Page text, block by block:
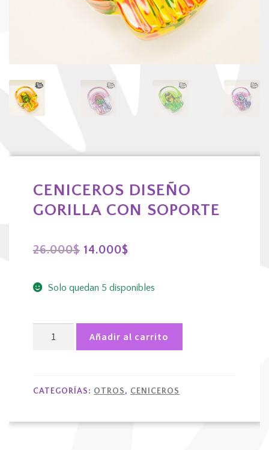
CENICEROS DISEÑO
GORILLA CON SOPORTE
26.000$ El
original
26.000$.
14.000$
actual
14.000$.
Solo quedan 5 disponibles
soporte
Añadir al carrito
CATEGORÍAS: OTROS, CENICEROS